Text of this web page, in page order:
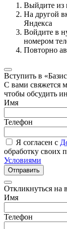
Выйдите из
На другой
Яндекса
Войдите в
номером
Повторно
Вступить в
С вами свяжется
чтобы обсудить
Имя
Телефон
Я согласен с
обработку своих
Условиями
Отправить
Откликнуться на
Имя
Телефон